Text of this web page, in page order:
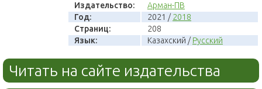
Издательство:
Арман-ПВ
Год:
2021 / 2018
Страниц:
208
Язык:
Казахский / Русский
Читать на сайте издательства